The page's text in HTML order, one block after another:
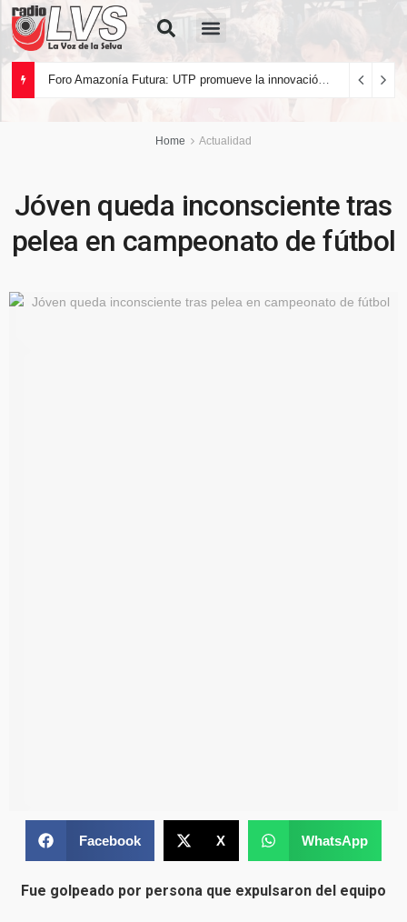
Home Actualidad
Jóven queda inconsciente tras
pelea en campeonato de fútbol
Facebook X WhatsApp
Fue golpeado por persona que expulsaron del equipo